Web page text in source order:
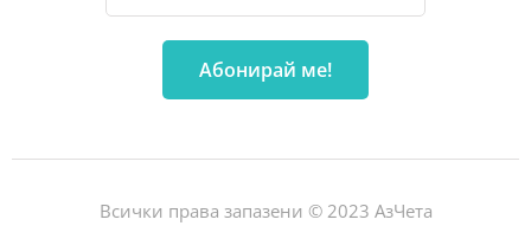
Всички права запазени © 2023 АзЧета